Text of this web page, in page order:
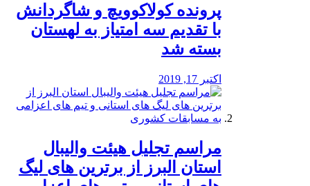
پرونده کولاکوویچ و شاگردانش
با تقدیم سه امتیاز به لهستان
بسته شد
اکتبر 17, 2019
مراسم تجلیل هیئت والیبال
استان البرز از برترین های لیگ